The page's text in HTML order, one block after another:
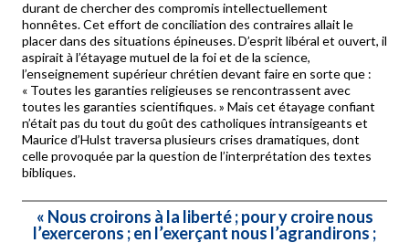
durant de chercher des compromis intellectuellement
honnêtes. Cet effort de conciliation des contraires allait le
placer dans des situations épineuses. D’esprit libéral et ouvert, il
aspirait à l’étayage mutuel de la foi et de la science,
l’enseignement supérieur chrétien devant faire en sorte que :
« Toutes les garanties religieuses se rencontrassent avec
toutes les garanties scientifiques. » Mais cet étayage confiant
n’était pas du tout du goût des catholiques intransigeants et
Maurice d’Hulst traversa plusieurs crises dramatiques, dont
celle provoquée par la question de l’interprétation des textes
bibliques.
« Nous croirons à la liberté ; pour y croire nous
l’exercerons ; en l’exerçant nous l’agrandirons ;